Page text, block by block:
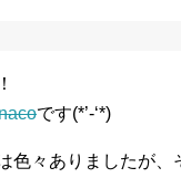
です(*’-‘*)
色々ありましたが